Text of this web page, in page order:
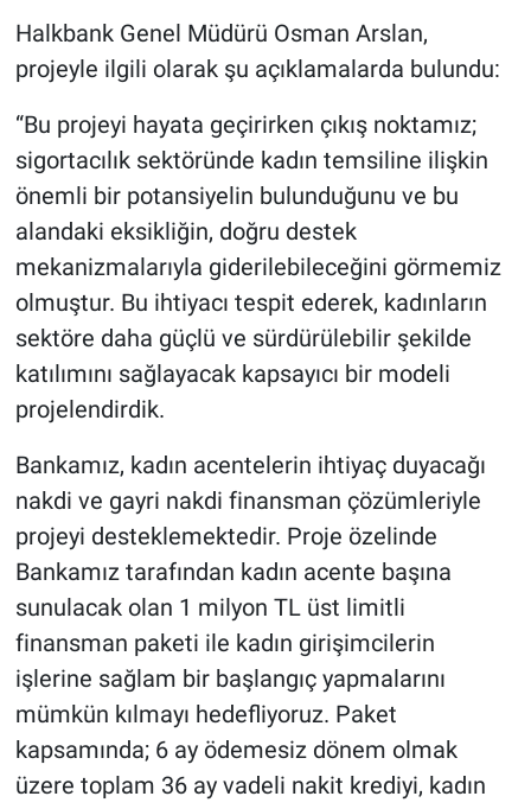
Halkbank Genel Müdürü Osman Arslan,
projeyle ilgili olarak şu açıklamalarda bulundu:
“Bu projeyi hayata geçirirken çıkış noktamız;
sigortacılık sektöründe kadın temsiline ilişkin
önemli bir potansiyelin bulunduğunu ve bu
alandaki eksikliğin, doğru destek
mekanizmalarıyla giderilebileceğini görmemiz
olmuştur. Bu ihtiyacı tespit ederek, kadınların
sektöre daha güçlü ve sürdürülebilir şekilde
katılımını sağlayacak kapsayıcı bir modeli
projelendirdik.
Bankamız, kadın acentelerin ihtiyaç duyacağı
nakdi ve gayri nakdi finansman çözümleriyle
projeyi desteklemektedir. Proje özelinde
Bankamız tarafından kadın acente başına
sunulacak olan 1 milyon TL üst limitli
finansman paketi ile kadın girişimcilerin
işlerine sağlam bir başlangıç yapmalarını
mümkün kılmayı hedefliyoruz. Paket
kapsamında; 6 ay ödemesiz dönem olmak
üzere toplam 36 ay vadeli nakit krediyi, kadın